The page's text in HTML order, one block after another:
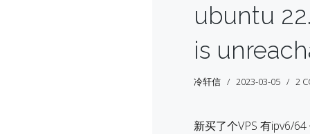
ubuntu
is
冷轩信 2023-03-05 2
新买了个VPS 有ipv6/